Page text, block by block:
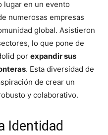
lugar en un evento
numerosas empresas
global. Asistieron
lo que pone de
por expandir sus
. Esta diversidad de
de crear un
y colaborativo.
Identidad